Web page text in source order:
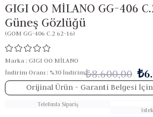
GIGI OO MİLANO GG-406
Güneş Gözlüğü
(GOM GG-406 C.2 62-16)
Marka : GIGI OO MİLANO
İndirim Oranı : %30 İndirim₺8.600,00
Orijinal Ürün - Garanti Belgesi İçin
Telefonla Sipariş